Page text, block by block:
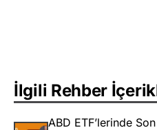
İlgili Rehber
ABD ETF’lerinde